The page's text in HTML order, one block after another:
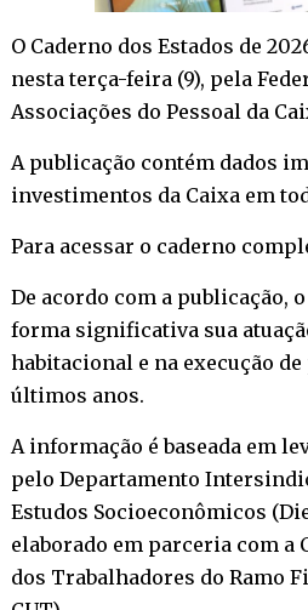
O Caderno dos Estados de
nesta terça-feira (9), pela
Associações do Pessoal da
A publicação contém dados
investimentos da Caixa em
Para acessar o caderno
De acordo com a publicação,
forma significativa sua
habitacional e na execução
últimos anos.
A informação é baseada em
pelo Departamento
Estudos Socioeconômicos
elaborado em parceria com a
dos Trabalhadores do Ramo